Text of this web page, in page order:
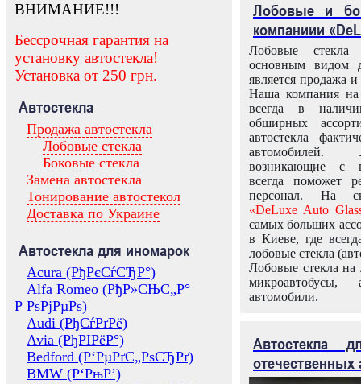
ВНИМАНИЕ!!!
Бессрочная гарантия на
установку автостекла!
Установка от 250 грн.
Автостекла
Продажа автостекла
Лобовые стекла
Боковые стекла
Замена автостекла
Тонирование автостекол
Доставка по Украине
Автостекла для иномарок
Acura (РђРєСѓСЂР°)
Alfa Romeo (РђР»СЊС„Р°
Р РѕРјРµРѕ)
Audi (РђСѓРґРё)
Avia (РђРІРёР°)
Bedford (Р‘РµРґС„РѕСЂРґ)
BMW (Р‘РњР’)
Лобовые и
компаниии
Лобовые
основным видом
является продажа и
Наша компания на
всегда в
обширных
автостекла
возникающие с
всегда поможет
персонал. На
«DeLuxe Auto
самых больших
в Киеве, где
лобовые стекла
Лобовые стекла на
микроавтобусы,
автомобили.
Автостекла
отечественных